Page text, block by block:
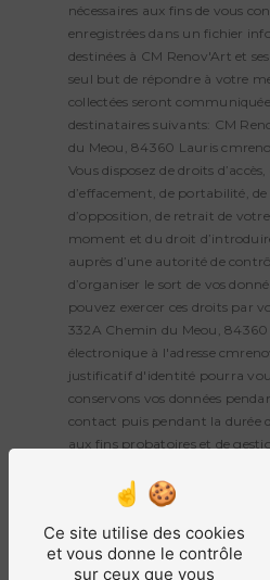
nécessaires aux fins de vous
enregistrées dans un fichier
destinées à CM Renov'Art et
seul but de répondre à votre
collectées seront
destinataires suivants: CM
du Meou, 84360 Lauris
Vous disposez de droits
d’effacement, de portabilité,
d’opposition, de retrait de
moment et du droit
auprès d’une autorité de
d’organiser le sort de vos
pouvez exercer ces droits par
332A Chemin du Meou,
électronique à l'adresse
justificatif d'identité pourra
conservons vos données
contact puis pendant la durée
aux fins probatoires et de
Vous avez le droit de vous
d'opposition au démarchage
à cette adresse:
pour plus d’informations sur
Ce site utilise des cookies
et vous donne le contrôle
sur ceux que vous